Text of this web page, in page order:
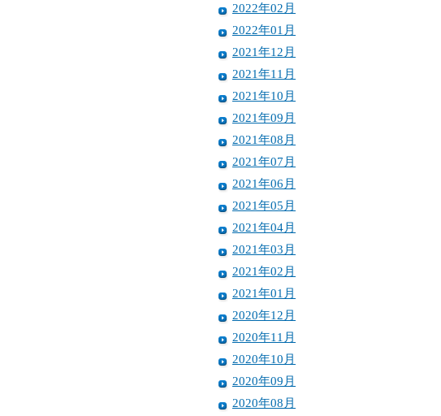
2022年02月
2022年01月
2021年12月
2021年11月
2021年10月
2021年09月
2021年08月
2021年07月
2021年06月
2021年05月
2021年04月
2021年03月
2021年02月
2021年01月
2020年12月
2020年11月
2020年10月
2020年09月
2020年08月